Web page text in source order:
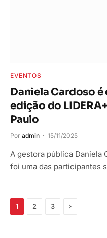
EVENTOS
Daniela Cardoso é
edição do
Paulo
Por admin 15/11/2025
A gestora pública Daniela
foi uma das participantes
1 2 3 Próximo